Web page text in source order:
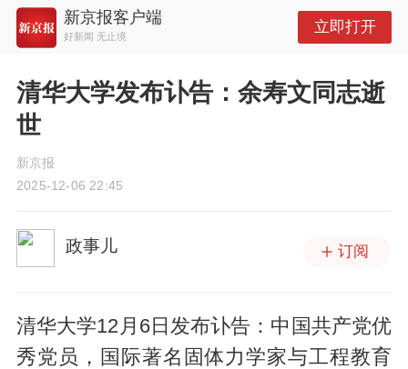
新京报客户端
好新闻 无止境
立即打开
清华大学发布讣告：余寿文同志逝
世
新京报
2025-12-06 22:45
政事儿 订阅
清华大学12月6日发布讣告：中国共产党优
秀党员，国际著名固体力学家与工程教育